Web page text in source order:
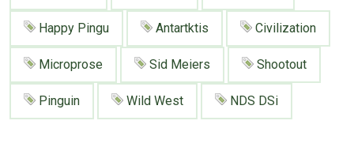
Happy Pingu Antartktis Civilization
Microprose Sid Meiers Shootout
Pinguin Wild West NDS DSi